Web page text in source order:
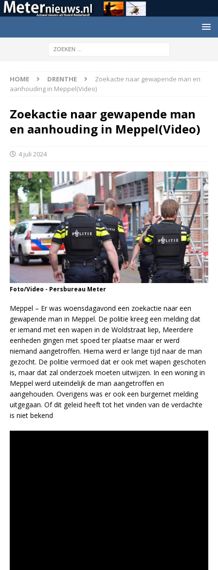
HOME DRENTHE
Zoekactie naar gewapende man en
aanhouding in Meppel(Video)
Zoekactie naar gewapende man
en aanhouding in Meppel(Video)
4 juli 2024
Foto/Video - Persbureau Meter
Meppel – Er was woensdagavond een zoekactie naar een
gewapende man in Meppel. De politie kreeg een melding dat
er iemand met een wapen in de Woldstraat liep, Meerdere
eenheden gingen met spoed ter plaatse maar er werd
niemand aangetroffen. Hierna werd er lange tijd naar de man
gezocht. De politie vermoed dat er ook met wapen geschoten
is, maar dat zal onderzoek moeten uitwijzen. In een woning in
Meppel werd uiteindelijk de man aangetroffen en
aangehouden. Overigens was er ook een burgernet melding
uitgegaan. Of dit geleid heeft tot het vinden van de verdachte
is niet bekend